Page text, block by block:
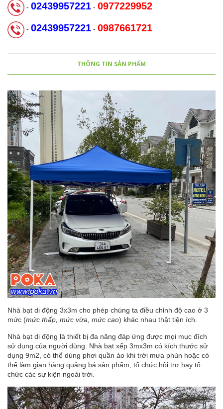
- 02439957221 - 0977229952
- 02439957221 - 0987661721
THÔNG TIN SẢN PHẨM
Nhà bạt di động 3x3m cho phép chúng ta điều chỉnh độ cao ở 3
mức (mức thấp, mức vừa, mức cao) khác nhau thật tiện ích.
Nhà bạt di động là thiết bị đa năng đáp ứng được mọi mục đích
sử dụng của người dùng. Nhà bạt xếp 3mx3m có kích thước sử
dụng 9m2, có thể dùng phơi quần áo khi trời mưa phùn hoặc có
thể làm gian hàng quảng bá sản phẩm, tổ chức hội trợ hay tổ
chức các sự kiện ngoài trời.